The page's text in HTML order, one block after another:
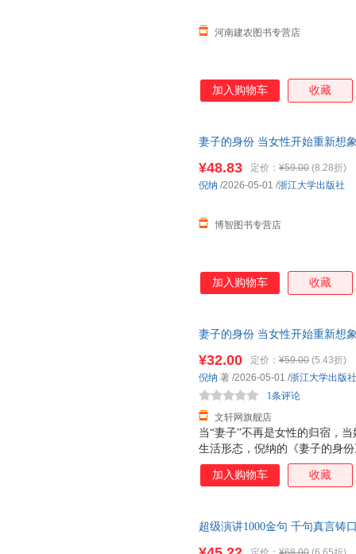
河南建农图书专营店
加入购物车 收藏
妻子的身份 当女性开始重新想
¥48.83 定价： ¥59.00 (8.28折)
博智图书专营店
倪纳 /2026-05-01 /浙江大学出版社
加入购物车 收藏
妻子的身份 当女性开始重新想
就近发货，85%城市次日达，
当“妻子”不再是女性的归宿，
生活形态，倪纳的《妻子的身
现代女性与婚姻的复杂联结。
角观察婚姻制度的演变与女性
当代女性的真实处境。书中既
¥32.00 定价： ¥59.00 (5.43折)
文轩网旗舰店
1条评论
倪纳 著 /2026-05-01 /浙江大学出版社
加入购物车 收藏
超级演讲1000金句 千句真言铸